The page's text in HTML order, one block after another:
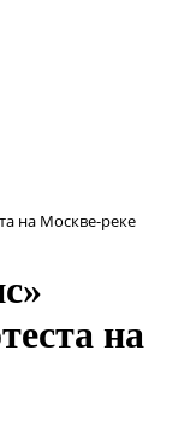
на Москве-реке
на